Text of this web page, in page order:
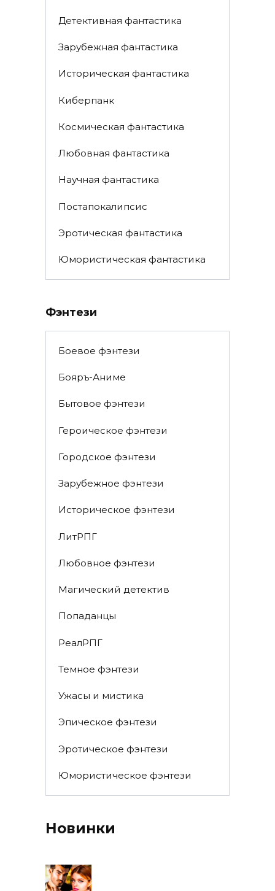
Детективная фантастика
Зарубежная фантастика
Историческая фантастика
Киберпанк
Космическая фантастика
Любовная фантастика
Научная фантастика
Постапокалипсис
Эротическая фантастика
Юмористическая фантастика
Фэнтези
Боевое фэнтези
Бояръ-Аниме
Бытовое фэнтези
Героическое фэнтези
Городское фэнтези
Зарубежное фэнтези
Историческое фэнтези
ЛитРПГ
Любовное фэнтези
Магический детектив
Попаданцы
РеалРПГ
Темное фэнтези
Ужасы и мистика
Эпическое фэнтези
Эротическое фэнтези
Юмористическое фэнтези
Новинки